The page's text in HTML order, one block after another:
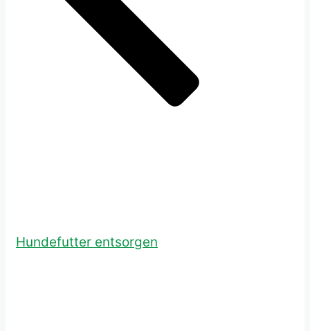
Hundefutter entsorgen